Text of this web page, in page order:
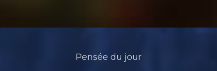
Pensée du jour